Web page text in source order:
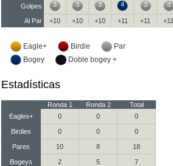
Golpes
3 3 3 4 3 3
Al Par +10 +10 +10 +11 +11 +11
Eagle+ Birdie
Par
Bogey
Doble bogey +
Estadísticas
Ronda 1 Ronda 2
Total
Eagles+
0 0 0
Birdies 0 0 0
Pares 10 8 18
Bogeys 2 5 7